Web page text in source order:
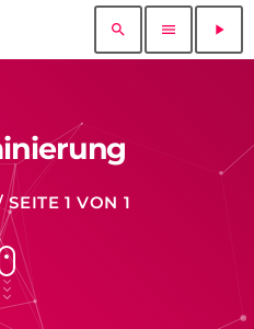
search menu play_arrow
SEITE 1 VON 1